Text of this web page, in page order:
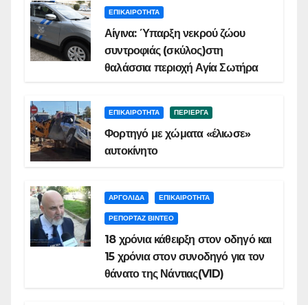
ΕΠΙΚΑΙΡΟΤΗΤΑ
Αίγινα: Ύπαρξη νεκρού ζώου
συντροφιάς (σκύλος)στη
θαλάσσια περιοχή Αγία Σωτήρα
ΕΠΙΚΑΙΡΟΤΗΤΑ ΠΕΡΙΕΡΓΑ
Φορτηγό με χώματα «έλιωσε»
αυτοκίνητο
ΑΡΓΟΛΙΔΑ ΕΠΙΚΑΙΡΟΤΗΤΑ
ΡΕΠΟΡΤΑΖ ΒΙΝΤΕΟ
18 χρόνια κάθειρξη στον οδηγό και
15 χρόνια στον συνοδηγό για τον
θάνατο της Νάντιας(VID)